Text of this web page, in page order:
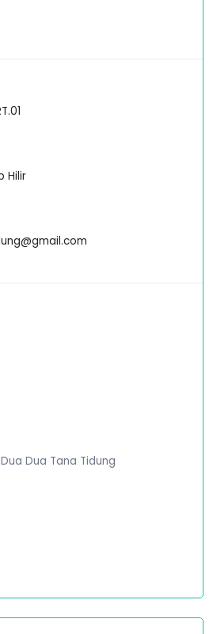
Hilir
Dua Tana Tidung